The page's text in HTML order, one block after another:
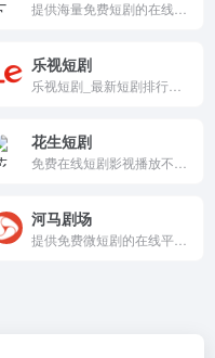
乐视短剧
花生短剧
河马剧场